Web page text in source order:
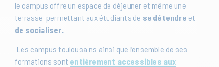
le campus offre un espace de déjeuner et même une
terrasse, permettant aux étudiants de se détendre et
de socialiser.
Les campus toulousains ainsi que l’ensemble de ses
formations sont entièrement accessibles aux